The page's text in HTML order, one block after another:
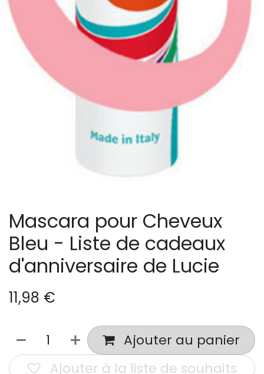
Mascara pour Cheveux
Bleu - Liste de cadeaux
d'anniversaire de Lucie
11,98 €
Ajouter au panier
Ajouter à la liste de souhaits